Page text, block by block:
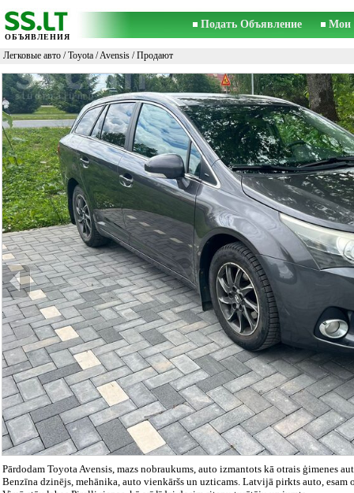
ОБЪЯВЛЕНИЯ
Подать Объявление Мои
Легковые авто /Toyota /Avensis / Продают
Pārdodam Toyota Avensis, mazs nobraukums, auto izmantots kā otrais ģimenes
Benzīna dzinējs, mehānika, auto vienkāršs un uzticams. Latvijā pirkts auto, esam